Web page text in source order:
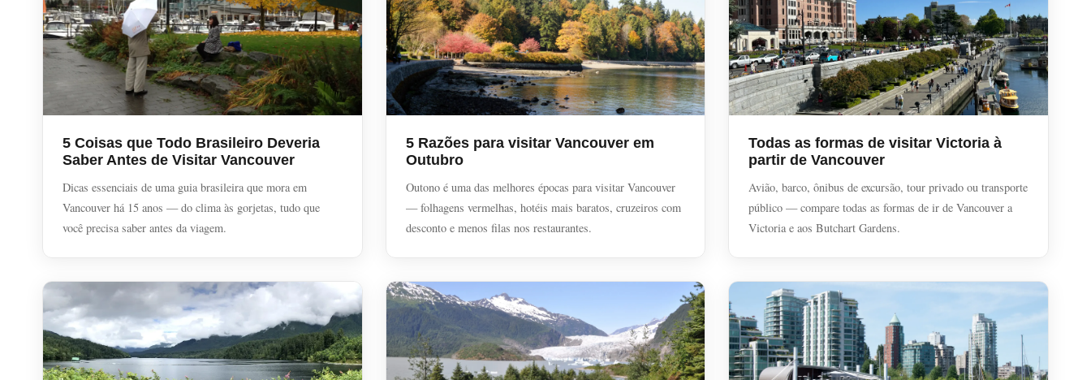
5 Coisas que Todo Brasileiro Deveria
Saber Antes de Visitar Vancouver
Dicas essenciais de uma guia brasileira que mora em
Vancouver há 15 anos — do clima às gorjetas, tudo que
você precisa saber antes da viagem.
5 Razões para visitar Vancouver em
Outubro
Outono é uma das melhores épocas para visitar Vancouver
— folhagens vermelhas, hotéis mais baratos, cruzeiros com
desconto e menos filas nos restaurantes.
Todas as formas de visitar Victoria à
partir de Vancouver
Avião, barco, ônibus de excursão, tour privado ou transporte
público — compare todas as formas de ir de Vancouver a
Victoria e aos Butchart Gardens.